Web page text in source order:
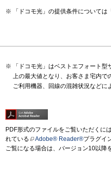
「ドコモ光」の提供条件については「
「ドコモ光」はベストエフォート
上の最大値となり、お客さま宅内で
ご利用機器、回線の混雑状況などに
PDF形式のファイルをご覧いただくに
れている
Adobe® Reader®プラグイ
ご覧になる場合は、バージョン10以降